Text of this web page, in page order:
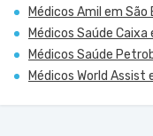
Médicos Amil em São
Médicos Saúde Caixa
Médicos Saúde
Médicos World Assist